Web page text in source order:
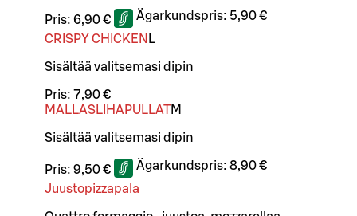
Pris: 6,90 € Ägarkundspris: 5,90 €
CRISPY CHICKEN L
Sisältää valitsemasi dipin
Pris: 7,90 €
MALLASLIHAPULLATM
Sisältää valitsemasi dipin
Pris: 9,50 € Ägarkundspris: 8,90 €
Juustopizzapala